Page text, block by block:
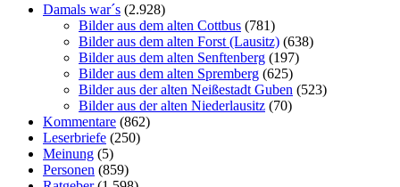
Damals war´s (2.928)
Bilder aus dem alten Cottbus (781)
Bilder aus dem alten Forst (Lausitz) (638)
Bilder aus dem alten Senftenberg (197)
Bilder aus dem alten Spremberg (625)
Bilder aus der alten Neißestadt Guben (523)
Bilder aus der alten Niederlausitz (70)
Kommentare (862)
Leserbriefe (250)
Meinung (5)
Personen (859)